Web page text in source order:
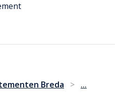
Breda > ...